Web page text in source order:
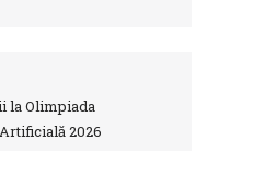
la Olimpiada
2026